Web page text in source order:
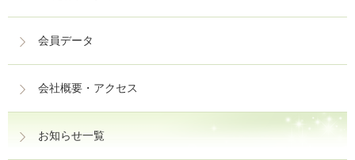
会員データ
会社概要・アクセス
お知らせ一覧